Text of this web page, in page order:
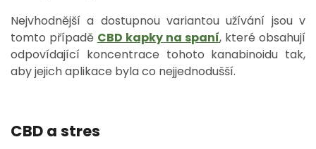
Nejvhodnější a dostupnou variantou užívání jsou v
tomto případě CBD kapky na spaní, které obsahují
odpovídající koncentrace tohoto kanabinoidu tak,
aby jejich aplikace byla co nejjednodušší.
CBD a stres